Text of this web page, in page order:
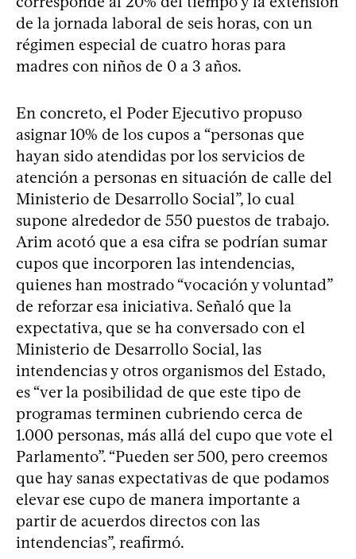
de la jornada laboral de seis horas, con un
régimen especial de cuatro horas para
madres con niños de 0 a 3 años.
En concreto, el Poder Ejecutivo propuso
asignar 10% de los cupos a “personas que
hayan sido atendidas por los servicios de
atención a personas en situación de calle del
Ministerio de Desarrollo Social”, lo cual
supone alrededor de 550 puestos de trabajo.
Arim acotó que a esa cifra se podrían sumar
cupos que incorporen las intendencias,
quienes han mostrado “vocación y voluntad”
de reforzar esa iniciativa. Señaló que la
expectativa, que se ha conversado con el
Ministerio de Desarrollo Social, las
intendencias y otros organismos del Estado,
es “ver la posibilidad de que este tipo de
programas terminen cubriendo cerca de
1.000 personas, más allá del cupo que vote el
Parlamento”. “Pueden ser 500, pero creemos
que hay sanas expectativas de que podamos
elevar ese cupo de manera importante a
partir de acuerdos directos con las
intendencias”, reafirmó.